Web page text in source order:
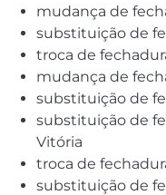
mudança de
substituição de
troca de
mudança de
substituição de
substituição de
Vitória
troca de
substituição de